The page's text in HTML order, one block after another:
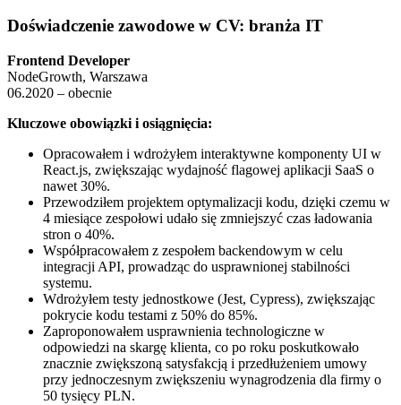
Doświadczenie zawodowe w CV: branża IT
Frontend Developer
NodeGrowth, Warszawa
06.2020 – obecnie
Kluczowe obowiązki i osiągnięcia:
Opracowałem i wdrożyłem interaktywne komponenty UI w
React.js, zwiększając wydajność flagowej aplikacji SaaS o
nawet 30%.
Przewodziłem projektem optymalizacji kodu, dzięki czemu w
4 miesiące zespołowi udało się zmniejszyć czas ładowania
stron o 40%.
Współpracowałem z zespołem backendowym w celu
integracji API, prowadząc do usprawnionej stabilności
systemu.
Wdrożyłem testy jednostkowe (Jest, Cypress), zwiększając
pokrycie kodu testami z 50% do 85%.
Zaproponowałem usprawnienia technologiczne w
odpowiedzi na skargę klienta, co po roku poskutkowało
znacznie zwiększoną satysfakcją i przedłużeniem umowy
przy jednoczesnym zwiększeniu wynagrodzenia dla firmy o
50 tysięcy PLN.